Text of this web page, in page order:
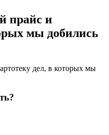
прайс и
мы добились